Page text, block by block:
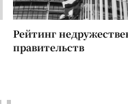
Рейтинг
правительств